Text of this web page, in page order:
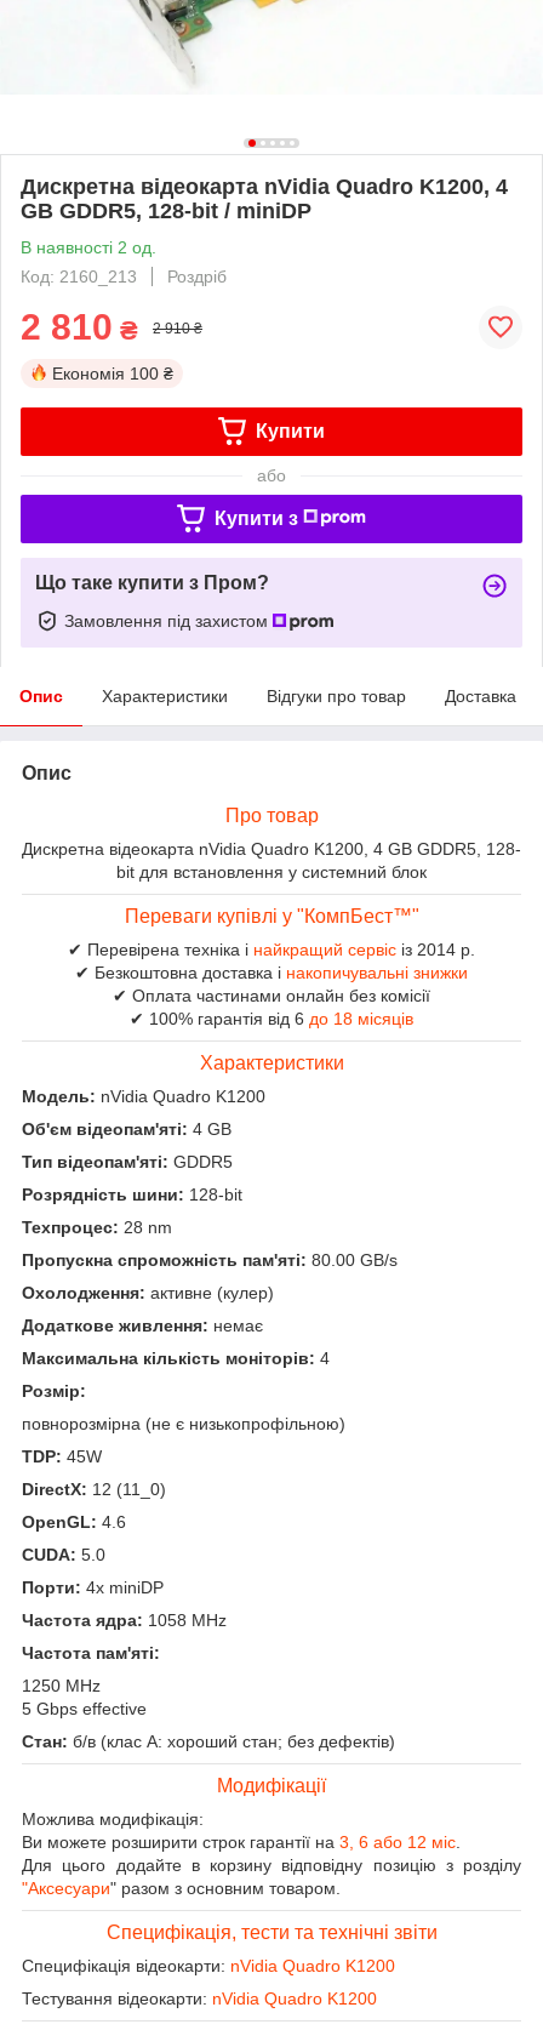
Дискретна відеокарта nVidia Quadro K1200, 4
GB GDDR5, 128-bit / miniDP
В наявності 2 од.
Код: 2160_213
Роздріб
2 810 ₴ 2 910 ₴
Економія 100 ₴
Купити
або
Купити з
Що таке купити з Пром?
Замовлення під захистом
Опис Характеристики Відгуки про товар Доставка
Опис
Про товар
Дискретна відеокарта nVidia Quadro K1200, 4 GB GDDR5, 128-
bit для встановлення у системний блок
Переваги купівлі у "КомпБест™"
✔ Перевірена техніка і найкращий сервіс із 2014 р.
✔ Безкоштовна доставка і накопичувальні знижки
✔ Оплата частинами онлайн без комісії
✔ 100% гарантія від 6 до 18 місяців
Характеристики
Модель: nVidia Quadro K1200
Об'єм відеопам'яті: 4 GB
Тип відеопам'яті: GDDR5
Розрядність шини: 128-bit
Техпроцес: 28 nm
Пропускна спроможність пам'яті: 80.00 GB/s
Охолодження: активне (кулер)
Додаткове живлення: немає
Максимальна кількість моніторів: 4
Розмір:
повнорозмірна (не є низькопрофільною)
TDP: 45W
DirectX: 12 (11_0)
OpenGL: 4.6
CUDA: 5.0
Порти: 4x miniDP
Частота ядра: 1058 MHz
Частота пам'яті:
1250 MHz
5 Gbps effective
Стан: б/в (клас А: хороший стан; без дефектів)
Модифікації
Можлива модифікація:
Ви можете розширити строк гарантії на 3, 6 або 12 міс
Для цього додайте в корзину відповідну позицію з розділу
"Аксесуари" разом з основним товаром.
Специфікація, тести та технічні звіти
Специфікація відеокарти: nVidia Quadro K1200
Тестування відеокарти: nVidia Quadro K1200